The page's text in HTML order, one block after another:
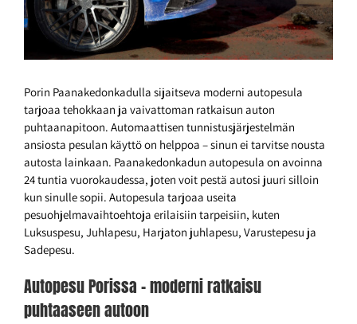
Porin Paanakedonkadulla sijaitseva moderni autopesula
tarjoaa tehokkaan ja vaivattoman ratkaisun auton
puhtaanapitoon. Automaattisen tunnistusjärjestelmän
ansiosta pesulan käyttö on helppoa – sinun ei tarvitse nousta
autosta lainkaan. Paanakedonkadun autopesula on avoinna
24 tuntia vuorokaudessa, joten voit pestä autosi juuri silloin
kun sinulle sopii. Autopesula tarjoaa useita
pesuohjelmavaihtoehtoja erilaisiin tarpeisiin, kuten
Luksuspesu, Juhlapesu, Harjaton juhlapesu, Varustepesu ja
Sadepesu.
Autopesu Porissa – moderni ratkaisu
puhtaaseen autoon